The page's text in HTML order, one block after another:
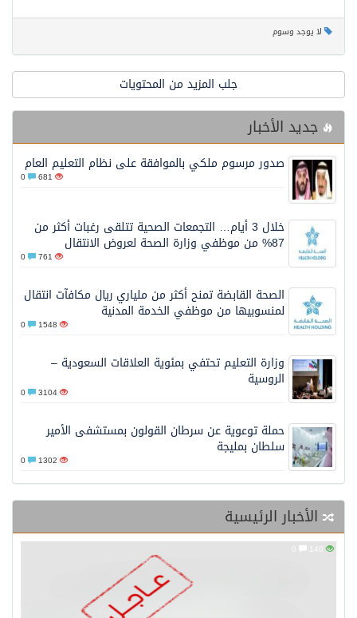
لا يوجد وسوم
جلب المزيد من المحتويات
جديد الأخبار
صدور مرسوم ملكي بالموافقة على نظام التعليم العام
681
خلال 3 أيام… التجمعات الصحية تتلقى رغبات أكثر من
87% من موظفي وزارة الصحة لعروض الانتقال
761
الصحة القابضة تمنح أكثر من ملياري ريال مكافآت انتقال
لمنسوبيها من موظفي الخدمة المدنية
1548
وزارة التعليم تحتفي بمئوية العلاقات السعودية –
الروسية
3104
حملة توعوية عن سرطان القولون بمستشفى الأمير
سلطان بمليجة
1302
الأخبار الرئيسية